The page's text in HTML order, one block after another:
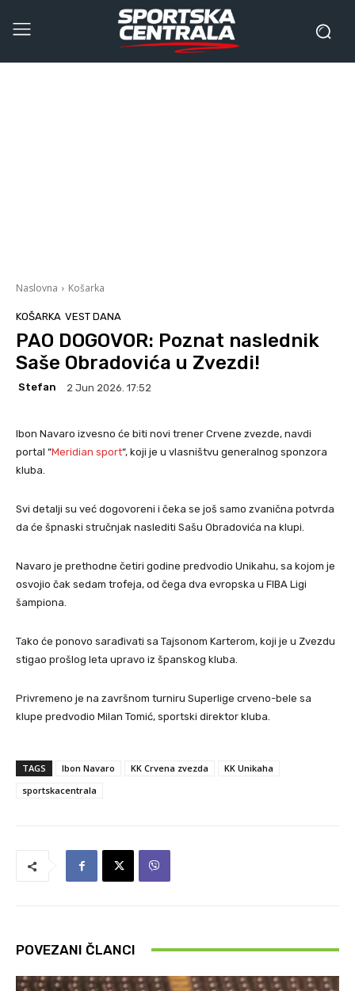
Naslovna Košarka
KOŠARKA VEST DANA
PAO DOGOVOR: Poznat naslednik
Saše Obradovića u Zvezdi!
Stefan 2 Jun 2026. 17:52
Ibon Navaro izvesno će biti novi trener Crvene zvezde, navdi
portal “Meridian sport“, koji je u vlasništvu generalnog sponzora
kluba.
Svi detalji su već dogovoreni i čeka se još samo zvanična potvrda
da će špnaski stručnjak naslediti Sašu Obradovića na klupi.
Navaro je prethodne četiri godine predvodio Unikahu, sa kojom je
osvojio čak sedam trofeja, od čega dva evropska u FIBA Ligi
šampiona.
Tako će ponovo sarađivati sa Tajsonom Karterom, koji je u Zvezdu
stigao prošlog leta upravo iz španskog kluba.
Privremeno je na završnom turniru Superlige crveno-bele sa
klupe predvodio Milan Tomić, sportski direktor kluba.
TAGS Ibon Navaro KK Crvena zvezda
KK Unikaha
sportskacentrala
POVEZANI ČLANCI